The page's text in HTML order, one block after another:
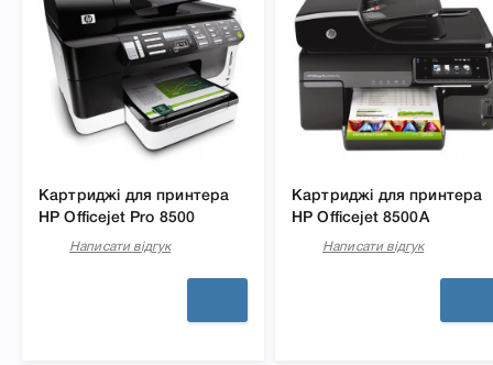
Картриджі для принтера
HP Officejet Pro 8500
Написати відгук
Картриджі для принтера
HP Officejet 8500A
Написати відгук